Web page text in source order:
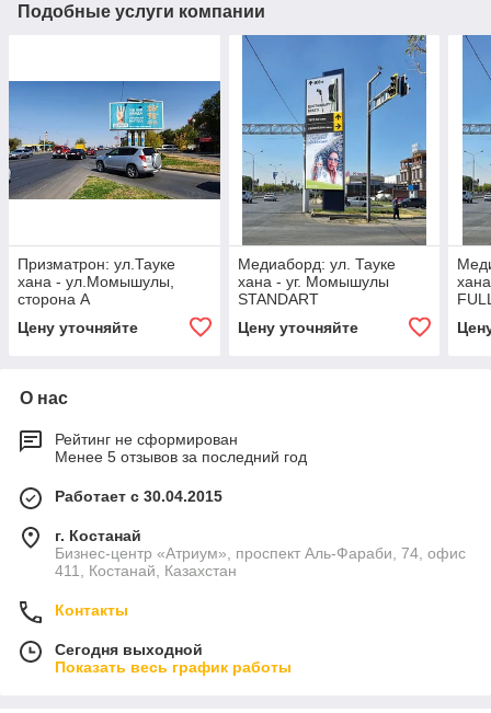
Подобные услуги компании
Призматрон: ул.Тауке
хана - ул.Момышулы,
сторона А
Цену уточняйте
Медиаборд: ул. Тауке
хана - уг. Момышулы
STANDART
Цену уточняйте
О нас
Рейтинг не сформирован
Менее 5 отзывов за последний год
Работает с 30.04.2015
г. Костанай
Бизнес-центр «Атриум», проспект Аль-Фараби, 74, офис
411, Костанай, Казахстан
Контакты
Сегодня выходной
Показать весь график работы